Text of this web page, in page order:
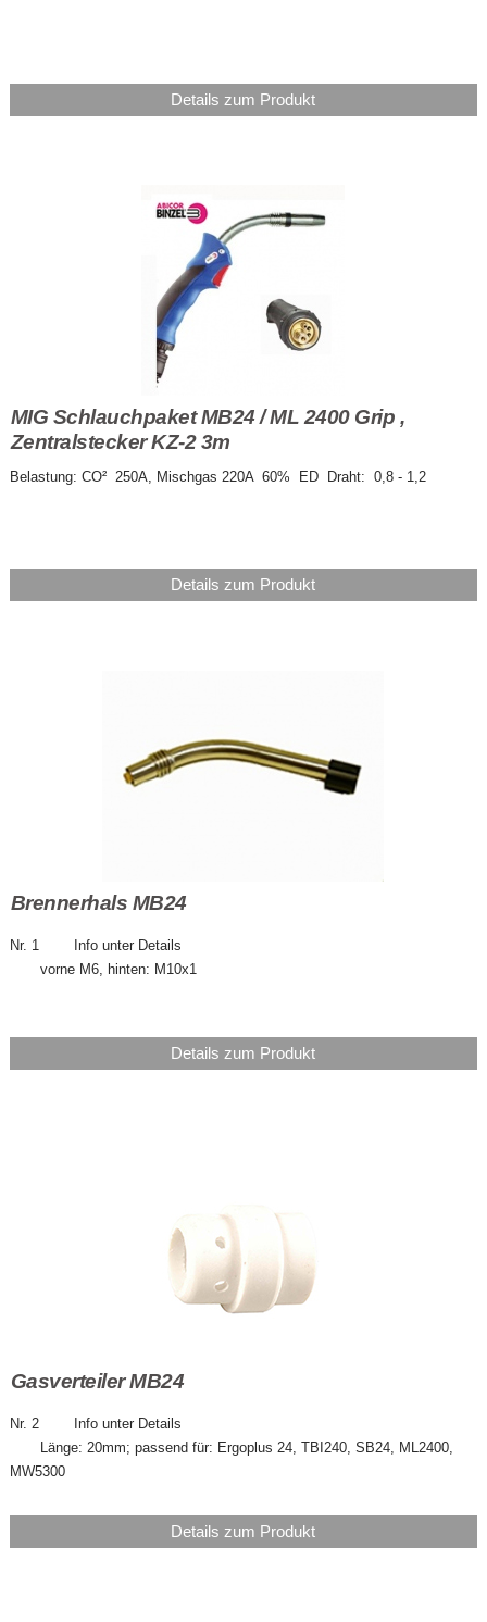
Details zum Produkt
MIG Schlauchpaket MB24 / ML 2400 Grip ,
Zentralstecker KZ-2 3m
Belastung: CO² 250A, Mischgas 220A 60% ED Draht: 0,8 - 1,2
Details zum Produkt
Brennerhals MB24
Nr. 1 Info unter Details
vorne M6, hinten: M10x1
Details zum Produkt
Gasverteiler MB24
Nr. 2 Info unter Details
Länge: 20mm; passend für: Ergoplus 24, TBI240, SB24, ML2400,
MW5300
Details zum Produkt